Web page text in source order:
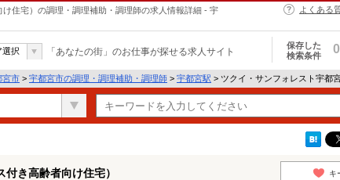
住宅）の調理・調理補助・調理師の求人情報詳細 - 宇
よくある
選択 「あなたの街」のお仕事が探せる求人サイト
保存した
検索条件
0
宮市 > 宇都宮市の調理・調理補助・調理師 > 宇都宮駅 > ツクイ・サンフォレスト宇都
き高齢者向け住宅） キ